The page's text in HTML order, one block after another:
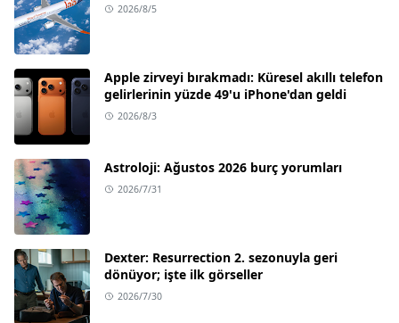
2026/8/5
Apple zirveyi bırakmadı: Küresel akıllı telefon
gelirlerinin yüzde 49'u iPhone'dan geldi
2026/8/3
Astroloji: Ağustos 2026 burç yorumları
2026/7/31
Dexter: Resurrection 2. sezonuyla geri
dönüyor; işte ilk görseller
2026/7/30